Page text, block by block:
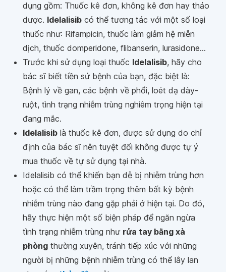
dụng gồm: Thuốc kê đơn, không kê đơn hay thảo
dược. Idelalisib có thể tương tác với một số loại
thuốc như: Rifampicin, thuốc làm giảm hệ miễn
dịch, thuốc domperidone, flibanserin, lurasidone...
Trước khi sử dụng loại thuốc Idelalisib, hãy cho
bác sĩ biết tiền sử bệnh của bạn, đặc biệt là:
Bệnh lý về gan, các bệnh về phổi, loét dạ dày-
ruột, tình trạng nhiễm trùng nghiêm trọng hiện tại
đang mắc.
Idelalisib là thuốc kê đơn, được sử dụng do chỉ
định của bác sĩ nên tuyệt đối không được tự ý
mua thuốc về tự sử dụng tại nhà.
Idelalisib có thể khiến bạn dễ bị nhiễm trùng hơn
hoặc có thể làm trầm trọng thêm bất kỳ bệnh
nhiễm trùng nào đang gặp phải ở hiện tại. Do đó,
hãy thực hiện một số biện pháp để ngăn ngừa
tình trạng nhiễm trùng như rửa tay bằng xà
phòng thường xuyên, tránh tiếp xúc với những
người bị những bệnh nhiễm trùng có thể lây lan